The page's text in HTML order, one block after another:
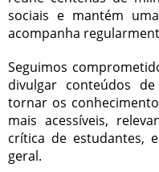
sociais e mantém
acompanha
Seguimos
divulgar conteúdos
tornar os
mais acessíveis,
crítica de estudantes,
geral.